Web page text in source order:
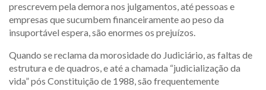
prescrevem pela demora nos julgamentos, até pessoas e
empresas que sucumbem financeiramente ao peso da
insuportável espera, são enormes os prejuízos.
Quando se reclama da morosidade do Judiciário, as faltas de
estrutura e de quadros, e até a chamada “judicialização da
vida” pós Constituição de 1988, são frequentemente